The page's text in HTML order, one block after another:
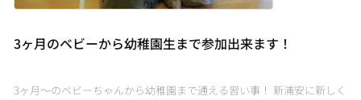
3ヶ月のベビーから幼稚園生まで参加出来ます！
3ヶ月〜のベビーちゃんから幼稚園まで通える習い事！ 新浦安に新しく